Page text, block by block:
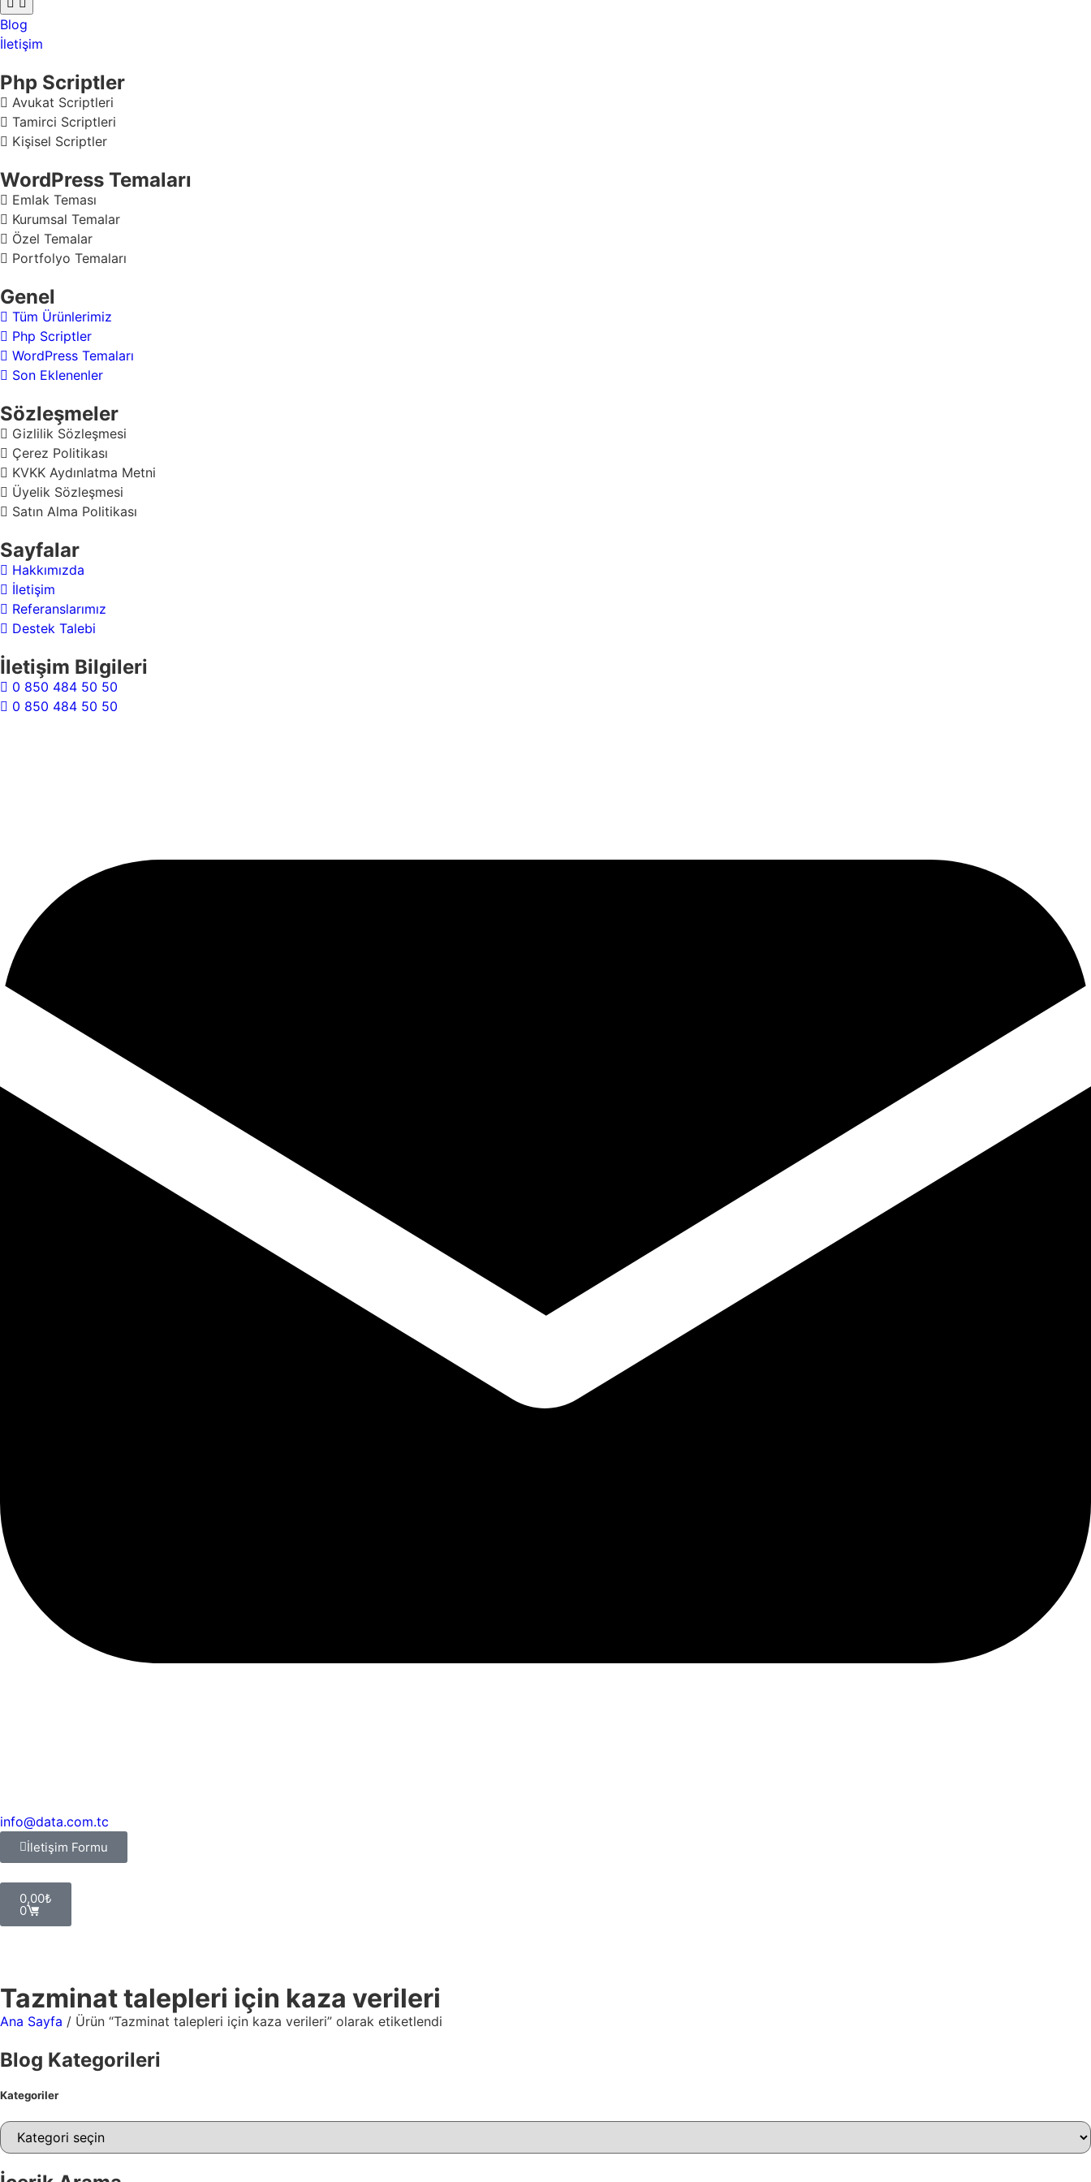
Blog
İletişim
Php Scriptler
Avukat Scriptleri
Tamirci Scriptleri
Kişisel Scriptler
WordPress Temaları
Emlak Teması
Kurumsal Temalar
Özel Temalar
Portfolyo Temaları
Genel
Tüm Ürünlerimiz
Php Scriptler
WordPress Temaları
Son Eklenenler
Sözleşmeler
Gizlilik Sözleşmesi
Çerez Politikası
KVKK Aydınlatma Metni
Üyelik Sözleşmesi
Satın Alma Politikası
Sayfalar
Hakkımızda
İletişim
Referanslarımız
Destek Talebi
İletişim Bilgileri
0 850 484 50 50
0 850 484 50 50
info@data.com.tc
İletişim Formu
0,00₺
0
Tazminat talepleri için kaza verileri
Ana Sayfa / Ürün “Tazminat talepleri için kaza verileri” olarak etiketlendi
Blog Kategorileri
Kategoriler